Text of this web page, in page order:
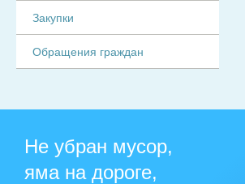
Закупки
Обращения граждан
Не убран мусор,
яма на дороге,